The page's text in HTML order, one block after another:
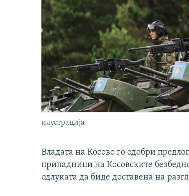
илустрација
Владата на Косово го одобри
припадници на Косовските
одлуката да биде доставена на